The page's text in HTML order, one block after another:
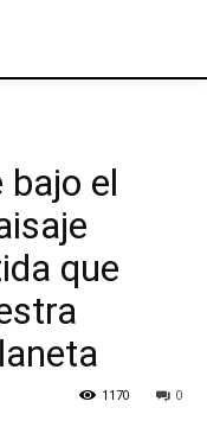
bajo el
que
0
1170